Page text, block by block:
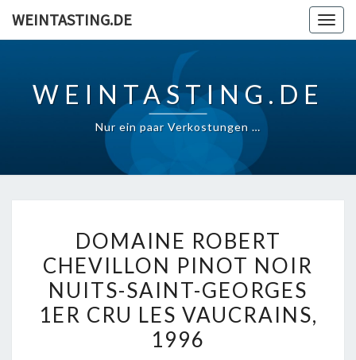
WEINTASTING.DE
WEINTASTING.DE
Nur ein paar Verkostungen …
ROBERT
CHEVILLON
PINOT
NOIR
NUITS-
SAINT-
DOMAINE ROBERT
CHEVILLON PINOT NOIR
NUITS-SAINT-GEORGES
1ER CRU LES VAUCRAINS,
1996